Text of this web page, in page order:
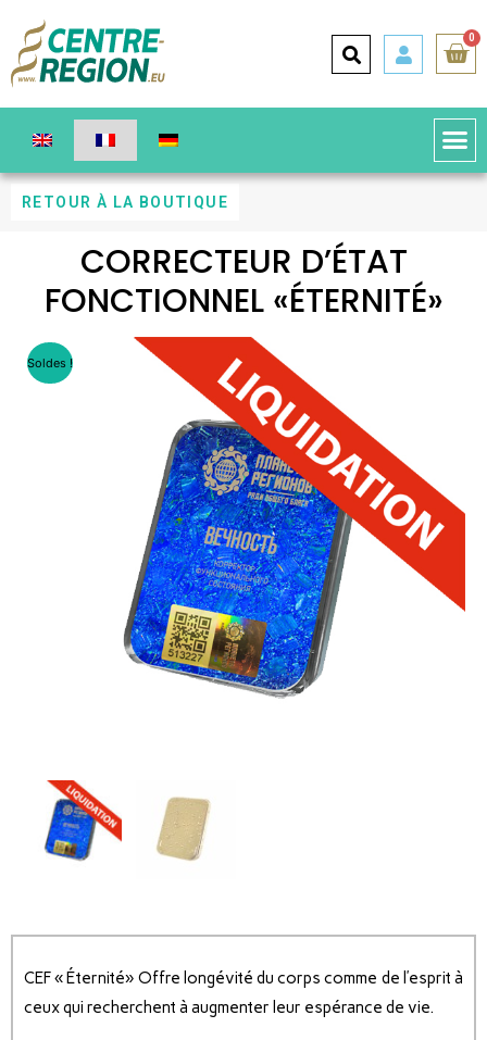
0
RETOUR À LA BOUTIQUE
CORRECTEUR D’ÉTAT
FONCTIONNEL «ÉTERNITÉ»
Soldes !
CEF « Éternité» Offre longévité du corps comme de l’esprit à
ceux qui recherchent à augmenter leur espérance de vie.